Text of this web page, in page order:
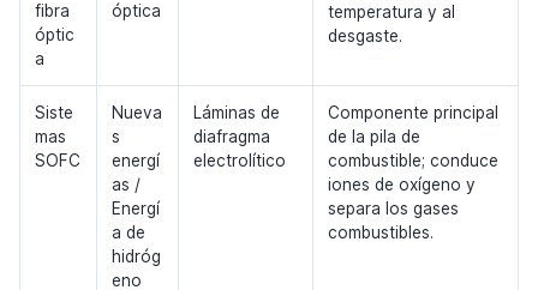
fibra
óptic
a
óptica
temperatura y al
desgaste.
Siste
mas
SOFC
Nueva
s
energí
as /
Energí
a de
hidróg
eno
Láminas de
diafragma
electrolítico
Componente principal
de la pila de
combustible; conduce
iones de oxígeno y
separa los gases
combustibles.